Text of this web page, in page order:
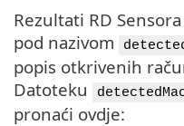
Rezultati RD
pod nazivom
popis otkrivenih
Datoteku
pronaći ovdje: